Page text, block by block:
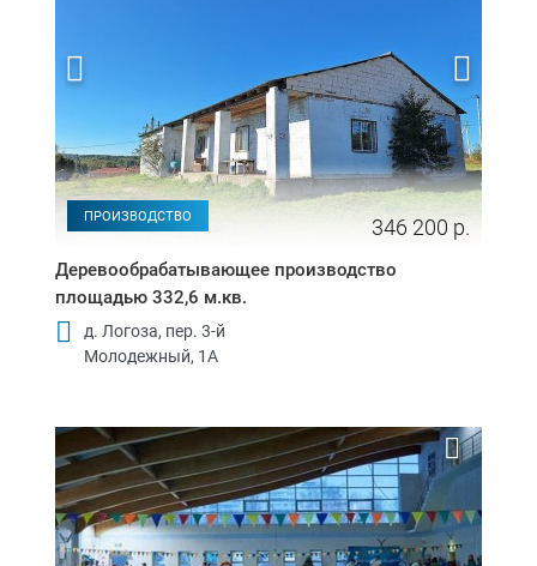
ПРОИЗВОДСТВО 346 200 р.
Деревообрабатывающее производство
площадью 332,6 м.кв.
д. Логоза, пер. 3-й
Молодежный, 1А